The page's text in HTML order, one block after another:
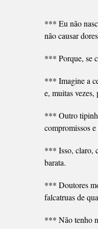
*** Eu não
não causar
*** Porque, se
*** Imagine a
e, muitas vezes,
*** Outro
compromissos
*** Isso, claro,
barata.
*** Doutores
falcatruas de
*** Não tenho